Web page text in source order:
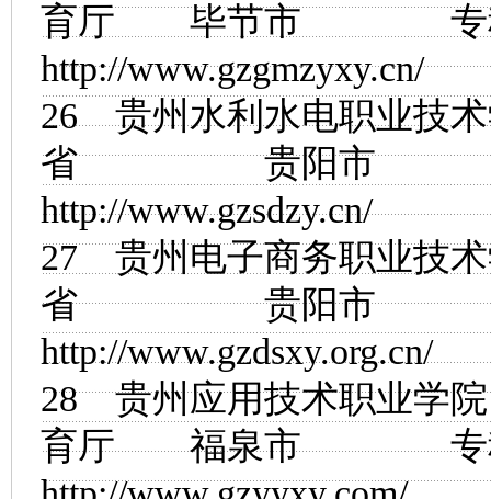
育厅 毕节
http://www.gzgmzyxy.cn/
26贵州水利水电职业技
省 贵阳
http://www.gzsdzy.cn/
27贵州电子商务职业技
省 贵阳
http://www.gzdsxy.org.cn/
28贵州应用技术职业学院
育厅 福泉